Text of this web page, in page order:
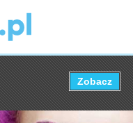
Zobacz